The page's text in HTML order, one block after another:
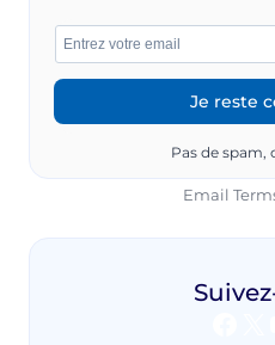
Pas de spam,
Email